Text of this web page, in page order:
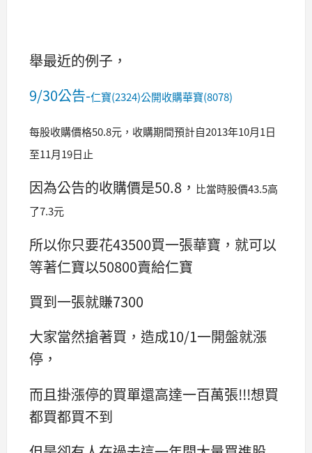
舉最近的例子，
9/30公告-仁寶(2324)公開收購華寶(8078)
每股收購價格50.8元， 收購期間預計自2013年10月1日
至11月19日止
因為公告的收購價是50.8， 比當時股價43.5高
了7.3元
所以你只要花43500買一張華寶，就可以
等著仁寶以50800賣給仁寶
買到一張就賺7300
大家當然搶著買，造成10/1一開盤就漲
停，
而且掛漲停的買單還高達一百萬張!!!想買
都買都買不到